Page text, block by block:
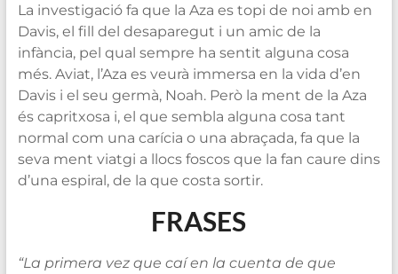
La investigació fa que la Aza es topi de noi amb en
Davis, el fill del desaparegut i un amic de la
infància, pel qual sempre ha sentit alguna cosa
més. Aviat, l’Aza es veurà immersa en la vida d’en
Davis i el seu germà, Noah. Però la ment de la Aza
és capritxosa i, el que sembla alguna cosa tant
normal com una carícia o una abraçada, fa que la
seva ment viatgi a llocs foscos que la fan caure dins
d’una espiral, de la que costa sortir.
FRASES
“La primera vez que caí en la cuenta de que